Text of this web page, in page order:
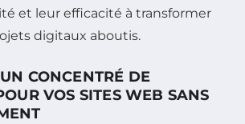
et leur efficacité à transformer
digitaux aboutis.
CONCENTRÉ DE
VOS SITES WEB SANS